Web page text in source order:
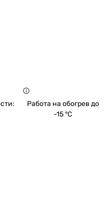
Работа на обогрев до
-15 °C